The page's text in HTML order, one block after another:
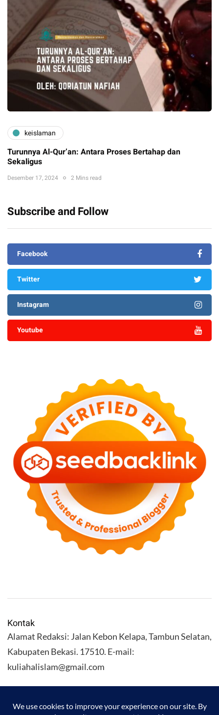
keislaman
Turunnya Al-Qur’an: Antara Proses Bertahap dan
Sekaligus
Desember 17, 2024 2 Mins read
Subscribe and Follow
Facebook
Twitter
Instagram
Youtube
Kontak
Alamat Redaksi: Jalan Kebon Kelapa, Tambun Selatan,
Kabupaten Bekasi. 17510. E-mail:
kuliahalislam@gmail.com